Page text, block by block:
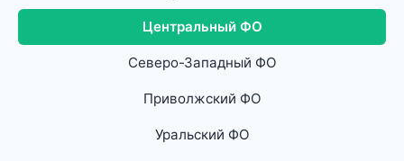
Центральный ФО
Северо-Западный ФО
Приволжский ФО
Уральский ФО